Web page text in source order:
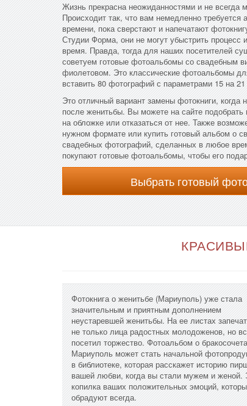
Жизнь прекрасна неожиданностями и не всегда
Происходит так, что вам немедленно
времени, пока сверстают и напечатают
Студии Форма, они не могут убыстрить процесс
время. Правда, тогда для наших посетителей
советуем готовые фотоальбомы со свадебным
фиолетовом. Это классические фотоальбомы
вставить 80 фотографий с параметрами 15 на 21
Это отличный вариант замены фотокниги,
после женитьбы. Вы можете на сайте
на обложке или отказаться от нее. Также
нужном формате или купить готовый альбом о
свадебных фотографий, сделанных в любое
покупают готовые фотоальбомы, чтобы его
Выбрать готовый
Фотокнига о женитьбе (Мариуполь) уже стала
значительным и приятным дополнением
неустаревшей женитьбы. На ее листах
не только лица радостных молодоженов, но
посетил торжество. Фотоальбом о
Мариуполь может стать начальной
в библиотеке, которая расскажет историю
вашей любви, когда вы стали мужем и женой.
копилка ваших положительных эмоций,
обрадуют всегда.